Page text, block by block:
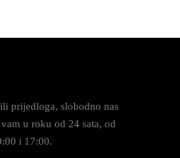
prijedloga, slobodno nas
u roku od 24 sata, od
i 17:00.